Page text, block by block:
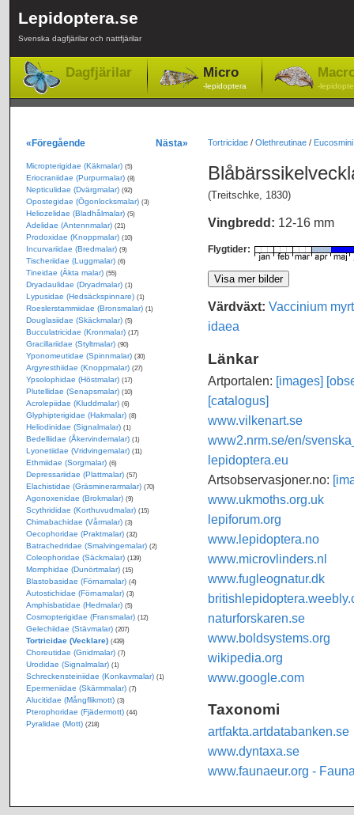
Lepidoptera.se
Svenska dagfjärilar och nattfjärilar
Dagfjärilar Micro
-lepidoptera -
Tortricidae/ Olethreutinae/ Eucosmini
(Treitschke, 1830)
Vingbredd: 12-16 mm
Flygtider:
Värdväxt: Vaccinium
idaea
Länkar
Artportalen: [images]
[catalogus]
www.vilkenart.se
www2.nrm.se/en/
lepidoptera.eu
Artsobservasjoner.no:
www.ukmoths.org.uk
lepiforum.org
www.lepidoptera.no
www.microvlinders.nl
www.fugleognatur.dk
naturforskaren.se
www.boldsystems.org
wikipedia.org
www.google.com
Taxonomi
artfakta.artdatabanken.se
www.dyntaxa.se
www.faunaeur.org -
«Föregående Nästa»
Micropterigidae (Käkmalar) (5)
Eriocraniidae (Purpurmalar) (8)
Nepticulidae (Dvärgmalar) (92)
Opostegidae (Ögonlocksmalar) (3)
Heliozelidae (Bladhålmalar) (5)
Adelidae (Antennmalar) (21)
Prodoxidae (Knoppmalar) (10)
Incurvariidae (Bredmalar) (9)
Tischeriidae (Luggmalar) (6)
Tineidae (Äkta malar) (55)
Dryadaulidae (Dryadmalar) (1)
Lypusidae (Hedsäckspinnare) (1)
Roeslerstammiidae (Bronsmalar) (1)
Douglasiidae (Skäckmalar) (5)
Bucculatricidae (Kronmalar) (17)
Gracillariidae (Styltmalar) (90)
Yponomeutidae (Spinnmalar) (30)
Argyresthiidae (Knoppmalar) (27)
Ypsolophidae (Höstmalar) (17)
Plutellidae (Senapsmalar) (10)
Acrolepiidae (Kluddmalar) (6)
Glyphipterigidae (Hakmalar) (8)
Heliodinidae (Signalmalar) (1)
Bedelliidae (Åkervindemalar) (1)
Lyonetiidae (Vridvingemalar) (11)
Ethmiidae (Sorgmalar) (6)
Depressariidae (Plattmalar) (57)
Elachistidae (Gräsminerarmalar) (70)
Agonoxenidae (Brokmalar) (9)
Scythrididae (Korthuvudmalar) (15)
Chimabachidae (Vårmalar) (3)
Oecophoridae (Praktmalar) (32)
Batrachedridae (Smalvingemalar) (2)
Coleophoridae (Säckmalar) (139)
Momphidae (Dunörtmalar) (15)
Blastobasidae (Förnamalar) (4)
Autostichidae (Förnamalar) (3)
Amphisbatidae (Hedmalar) (5)
Cosmopterigidae (Fransmalar) (12)
Gelechiidae (Stävmalar) (207)
Tortricidae (Vecklare) (439)
Choreutidae (Gnidmalar) (7)
Urodidae (Signalmalar) (1)
Schreckensteiniidae (Konkavmalar) (1)
Epermeniidae (Skärmmalar) (7)
Alucitidae (Mångflikmott) (3)
Pterophoridae (Fjädermott) (44)
Pyralidae (Mott) (218)